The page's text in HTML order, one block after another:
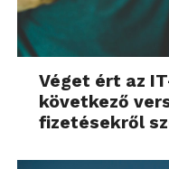
Véget ért az
következő
fizetésekről